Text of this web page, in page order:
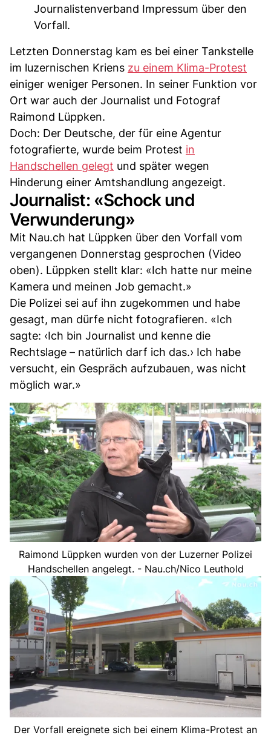
Journalistenverband Impressum über den
Vorfall.
Letzten Donnerstag kam es bei einer Tankstelle
im luzernischen Kriens zu einem Klima-Protest
einiger weniger Personen. In seiner Funktion vor
Ort war auch der Journalist und Fotograf
Raimond Lüppken.
Doch: Der Deutsche, der für eine Agentur
fotografierte, wurde beim Protest in
Handschellen gelegt und später wegen
Hinderung einer Amtshandlung angezeigt.
Journalist: «Schock und
Verwunderung»
Mit Nau.ch hat Lüppken über den Vorfall vom
vergangenen Donnerstag gesprochen (Video
oben). Lüppken stellt klar: «Ich hatte nur meine
Kamera und meinen Job gemacht.»
Die Polizei sei auf ihn zugekommen und habe
gesagt, man dürfe nicht fotografieren. «Ich
sagte: ‹Ich bin Journalist und kenne die
Rechtslage – natürlich darf ich das.› Ich habe
versucht, ein Gespräch aufzubauen, was nicht
möglich war.»
Raimond Lüppken wurden von der Luzerner Polizei
Handschellen angelegt. - Nau.ch/Nico Leuthold
Der Vorfall ereignete sich bei einem Klima-Protest an